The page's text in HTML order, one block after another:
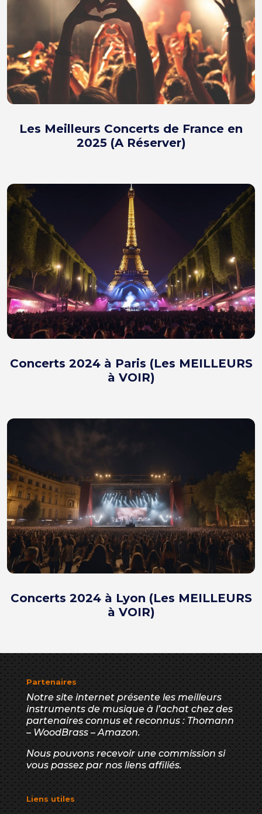
Les Meilleurs Concerts de France en
2025 (A Réserver)
Concerts 2024 à Paris (Les MEILLEURS
à VOIR)
Concerts 2024 à Lyon (Les MEILLEURS
à VOIR)
Partenaires
Notre site internet présente les meilleurs
instruments de musique à l’achat chez des
partenaires connus et reconnus : Thomann
– WoodBrass – Amazon.
Nous pouvons recevoir une commission si
vous passez par nos liens affiliés.
Liens utiles